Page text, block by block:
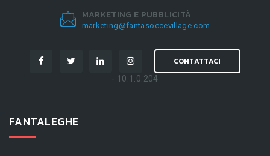
MARKETING E PUBBLICITÀ
marketing@fantasoccevillage.com
CONTATTACI
- 10.1.0.204
FANTALEGHE